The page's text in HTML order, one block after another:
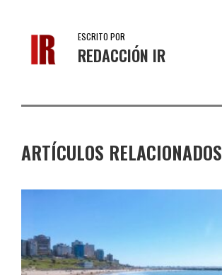
ESCRITO POR
REDACCIÓN IR
ARTÍCULOS RELACIONADOS